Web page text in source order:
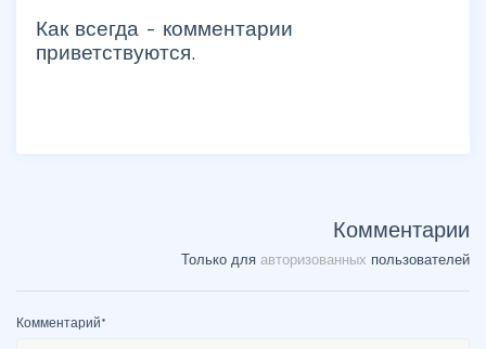
Как всегда - комментарии
приветствуются.
Комментарии
Только для авторизованных пользователей
Комментарий*